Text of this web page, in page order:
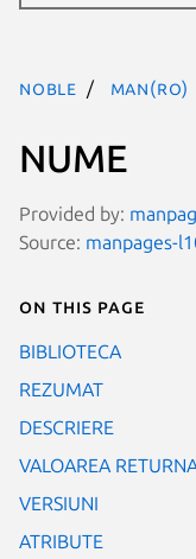
noble man(ro)
NUME
Provided by:
Source: manpages-
On this page
BIBLIOTECA
REZUMAT
DESCRIERE
VALOAREA
VERSIUNI
ATRIBUTE